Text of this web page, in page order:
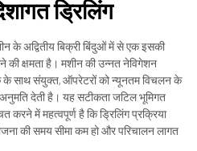
ड्रिलिंग
के अद्वितीय बिक्री बिंदुओं में से एक इसकी
क्षमता है। मशीन की उन्नत नेविगेशन
के साथ संयुक्त, ऑपरेटरों को न्यूनतम विचलन के
देती है। यह सटीकता जटिल भूमिगत
करने में महत्वपूर्ण है कि ड्रिलिंग प्रक्रिया
की समय सीमा कम हो और परिचालन लागत